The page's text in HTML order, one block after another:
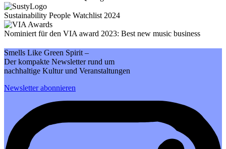
Sustainability People Watchlist 2024
Nominiert für den VIA award 2023: Best new music business
Smells Like Green Spirit –
Der kompakte Newsletter rund um
nachhaltige Kultur und Veranstaltungen
Newsletter abonnieren